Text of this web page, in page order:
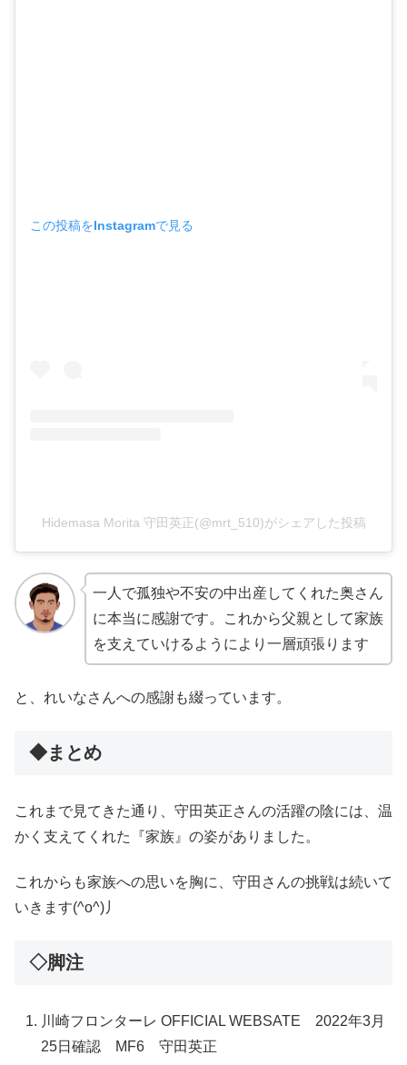
この投稿をInstagramで見る
Hidemasa Morita 守田英正(@mrt_510)がシェアした投稿
一人で孤独や不安の中出産してくれた奥さん
に本当に感謝です。これから父親として家族
を支えていけるようにより一層頑張ります
と、れいなさんへの感謝も綴っています。
◆まとめ
これまで見てきた通り、守田英正さんの活躍の陰には、温
かく支えてくれた『家族』の姿がありました。
これからも家族への思いを胸に、守田さんの挑戦は続いて
いきます(^o^)丿
◇脚注
川崎フロンターレ OFFICIAL WEBSATE 2022年3月
25日確認 MF6 守田英正